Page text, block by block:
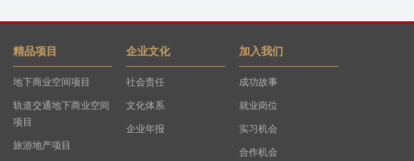
精品项目
地下商业空间项目
轨道交通地下商业空间
项目
旅游地产项目
企业文化
社会责任
文化体系
企业年报
加入我们
成功故事
就业岗位
实习机会
合作机会